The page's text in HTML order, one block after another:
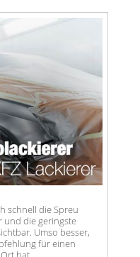
schnell die Spreu
und die geringste
Umso besser,
für einen